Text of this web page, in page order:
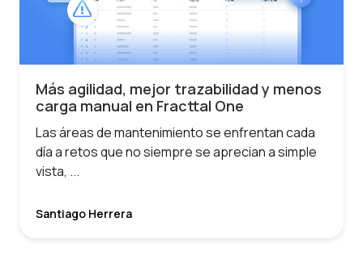
Más agilidad, mejor trazabilidad y menos
carga manual en Fracttal One
Las áreas de mantenimiento se enfrentan cada
día a retos que no siempre se aprecian a simple
vista, ...
Santiago Herrera